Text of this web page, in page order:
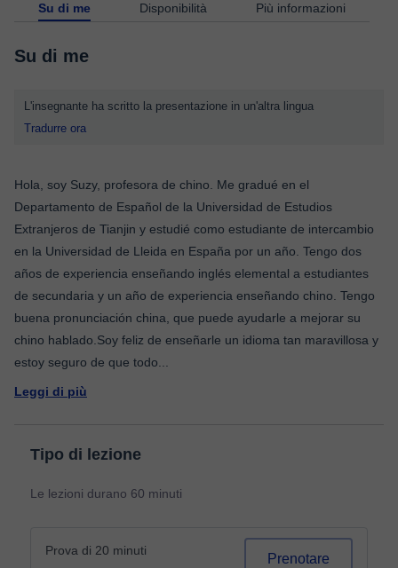
Su di me Disponibilità Più informazioni
Su di me
L'insegnante ha scritto la presentazione in un'altra lingua
Tradurre ora
Hola, soy Suzy, profesora de chino. Me gradué en el
Departamento de Español de la Universidad de Estudios
Extranjeros de Tianjin y estudié como estudiante de intercambio
en la Universidad de Lleida en España por un año. Tengo dos
años de experiencia enseñando inglés elemental a estudiantes
de secundaria y un año de experiencia enseñando chino. Tengo
buena pronunciación china, que puede ayudarle a mejorar su
chino hablado.Soy feliz de enseñarle un idioma tan maravillosa y
estoy seguro de que todo
Leggi di più
Tipo di lezione
Le lezioni durano 60 minuti
Prova di 20 minuti
Prenotare